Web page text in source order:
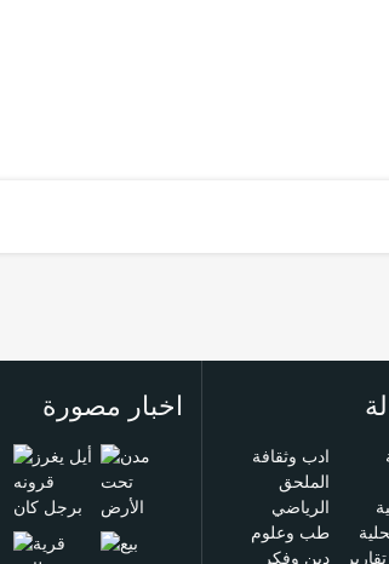
ادب وثقافة
الملحق
الرياضي
طب وعلوم
دين وفكر
اخبار مصورة